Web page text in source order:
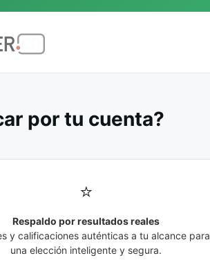
por tu cuenta?
⭐
Respaldo por resultados reales
y calificaciones auténticas a tu alcance para
una elección inteligente y segura.